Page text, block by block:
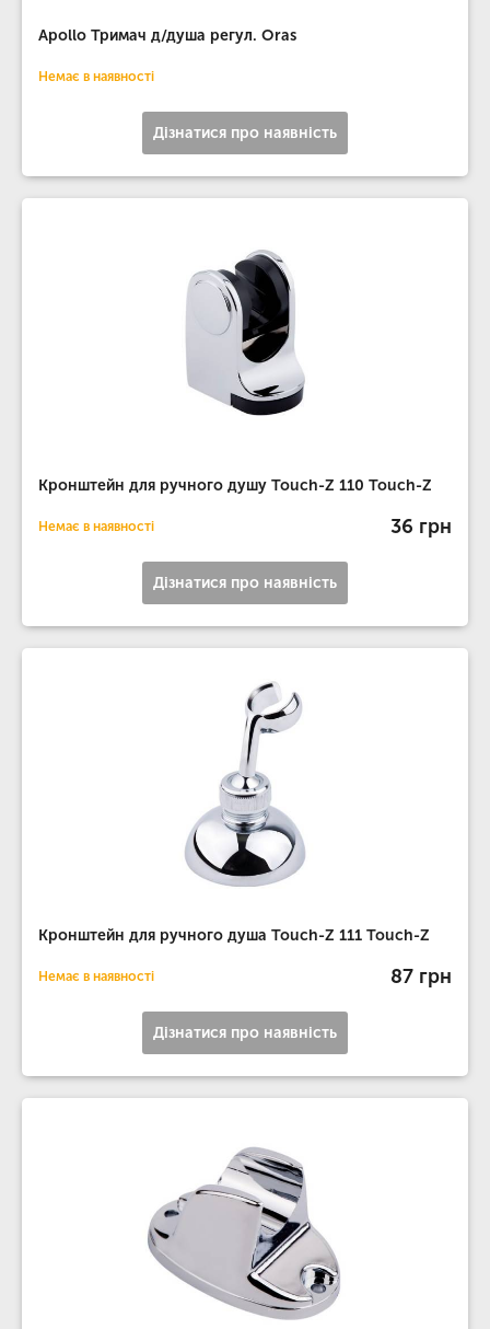
Apollo Тримач д/душа регул. Oras
Немає в наявності
Дізнатися про наявність
Кронштейн для ручного душу Touch-Z 110 Touch-Z
Немає в наявності 36 грн
Дізнатися про наявність
Кронштейн для ручного душа Touch-Z 111 Touch-Z
Немає в наявності 87 грн
Дізнатися про наявність